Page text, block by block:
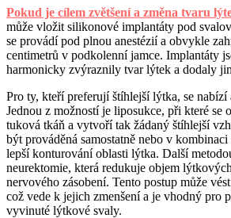
Pokud je cílem zvětšení a změna tvaru
může vložit silikonové implantáty pod
se provádí pod plnou anestézií a obvykle
centimetrů v podkolenní jamce. Implantáty
harmonicky zvýraznily tvar lýtek a dodaly
Pro ty, kteří preferují štíhlejší lýtka, se nabízí
Jednou z možností je liposukce, při které se
tuková tkáň a vytvoří tak žádaný štíhlejší
být prováděná samostatně nebo v
lepší konturování oblasti lýtka. Další
neurektomie, která redukuje objem
nervového zásobení. Tento postup může
což vede k jejich zmenšení a je vhodný pro
vyvinuté lýtkové svaly.